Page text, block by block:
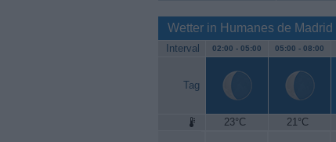
Wetter in Humanes de Madrid
Interval 02:00 - 05:00 05:00 - 08:00
Tag
23°C 21°C
40°C